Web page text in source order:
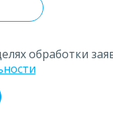
обработки